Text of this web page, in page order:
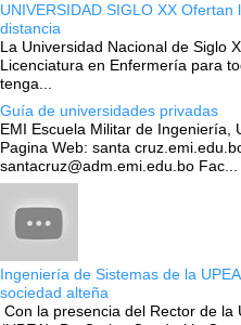
UNIVERSIDAD SIGLO XX
distancia
La Universidad Nacional de Siglo
Licenciatura en Enfermería para
tenga...
Guía de universidades privadas
EMI Escuela Militar de Ingeniería,
Pagina Web: santa
santacruz@adm.emi.edu.bo Fac...
Ingeniería de Sistemas de la
sociedad alteña
Con la presencia del Rector de la